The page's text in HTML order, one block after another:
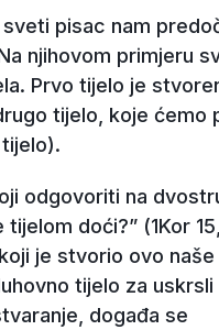
pisac nam
njihovom primjeru
Prvo tijelo je
tijelo, koje ćemo
odgovoriti na
doći?” (1Kor
je stvorio ovo naše
tijelo za uskrsli
događa se